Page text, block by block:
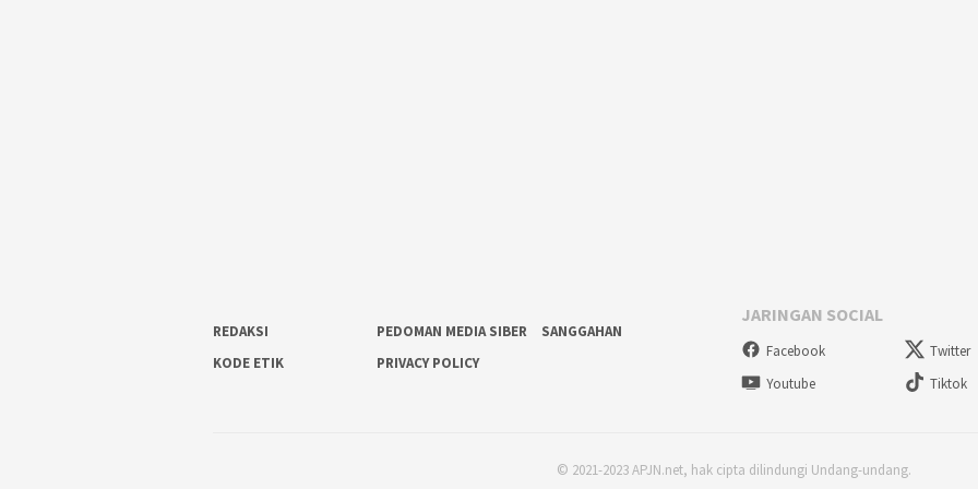
REDAKSI PEDOMAN MEDIA SIBER
SANGGAHAN
KODE ETIK
PRIVACY POLICY
JARINGAN SOCIAL
Facebook
Twitter
Youtube
Tiktok
© 2021-2023 APJN.net, hak cipta dilindungi Undang-undang.